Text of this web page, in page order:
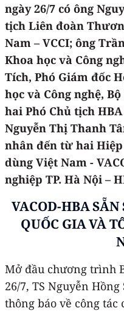
ngày 26/7 có ông
tịch Liên đoàn
Nam – VCCI; ông
Khoa học và Công
Tích, Phó Giám đốc
học và Công nghệ,
hai Phó Chủ tịch
Nguyễn Thị Thanh
nhân đến từ hai
dùng Việt Nam -
nghiệp TP. Hà Nội –
VACOD-HBA
QUỐC GIA VÀ
Mở đầu chương trình
26/7, TS Nguyễn
thông báo về công